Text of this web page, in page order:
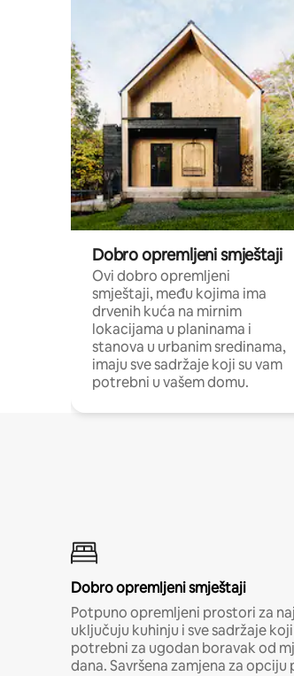
Dobro opremljeni smještaji
Ovi dobro opremljeni
smještaji, među kojima ima
drvenih kuća na mirnim
lokacijama u planinama i
stanova u urbanim sredinama,
imaju sve sadržaje koji su vam
potrebni u vašem domu.
Dobro opremljeni smještaji
Potpuno opremljeni prostori za
uključuju kuhinju i sve sadržaje
potrebni za ugodan boravak od
dana. Savršena zamjena za opciju